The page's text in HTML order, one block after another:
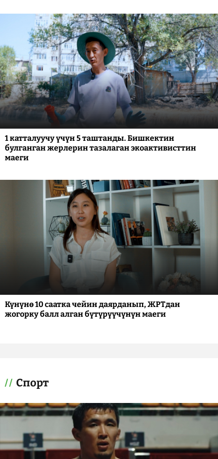
1 катталуучу үчүн 5 таштанды. Бишкектин
булганган жерлерин тазалаган экоактивисттин
маеги
Күнүнө 10 саатка чейин даярданып, ЖРТдан
жогорку балл алган бүтүрүүчүнүн маеги
Спорт